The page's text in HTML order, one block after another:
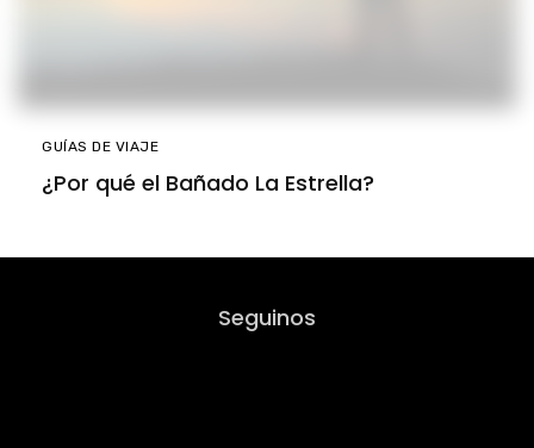
GUÍAS DE VIAJE
¿Por qué el Bañado La Estrella?
Seguinos